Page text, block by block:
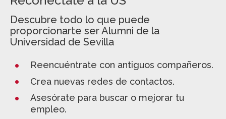
Descubre todo lo que puede
proporcionarte ser Alumni de la
Universidad de Sevilla
Reencuéntrate con antiguos compañeros.
Crea nuevas redes de contactos.
Asesórate para buscar o mejorar tu
empleo.